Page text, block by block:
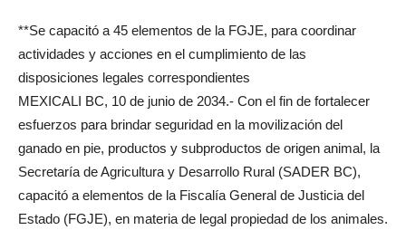
**Se capacitó a 45 elementos de la FGJE, para coordinar
actividades y acciones en el cumplimiento de las
disposiciones legales correspondientes
MEXICALI BC, 10 de junio de 2034.- Con el fin de fortalecer
esfuerzos para brindar seguridad en la movilización del
ganado en pie, productos y subproductos de origen animal, la
Secretaría de Agricultura y Desarrollo Rural (SADER BC),
capacitó a elementos de la Fiscalía General de Justicia del
Estado (FGJE), en materia de legal propiedad de los animales.